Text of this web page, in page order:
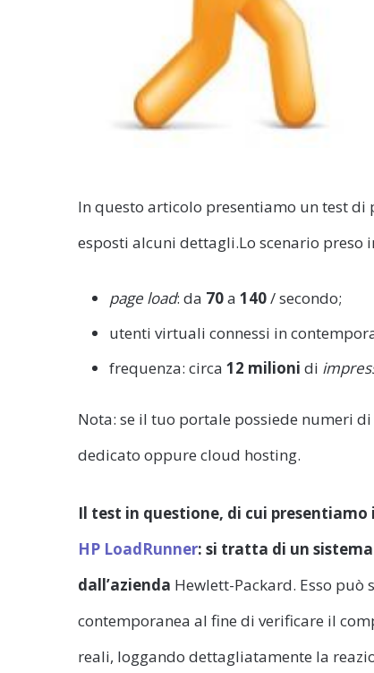
In questo articolo presentiamo un test di
esposti alcuni dettagli.Lo scenario preso
page load: da 70a 140/ secondo;
utenti virtuali connessi in
frequenza: circa 12 milioni di
Nota: se il tuo portale possiede numeri
dedicato oppure cloud hosting.
Il test in questione, di cui presentiamo
HP LoadRunner: si tratta di un
dall’azienda Hewlett-Packard. Esso
contemporanea al fine di verificare il
reali, loggando dettagliatamente la